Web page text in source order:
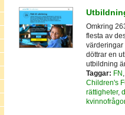
Omkring
flesta av
värderingar
döttrar en
utbildning
Taggar: FN
Children's
rättigheter,
kvinnofrågor